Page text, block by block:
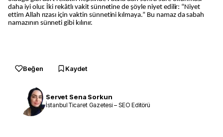
daha iyi olur. İki rekâtlı vakit sünnetine de şöyle niyet edilir: “Niyet
ettim Allah rızası için vaktin sünnetini kılmaya.” Bu namaz da sabah
namazının sünneti gibi kılınır.
Beğen Kaydet
Servet Sena Sorkun
İstanbul Ticaret Gazetesi – SEO Editörü